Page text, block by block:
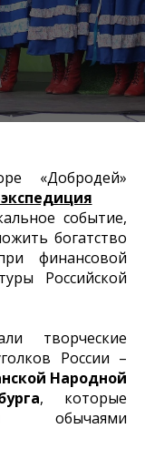
«Добродей»
событие,
богатство
финансовой
Российской
творческие
России –
Народной
, которые
обычаями